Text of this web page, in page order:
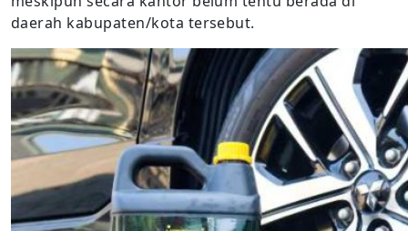
daerah kabupaten/kota tersebut.